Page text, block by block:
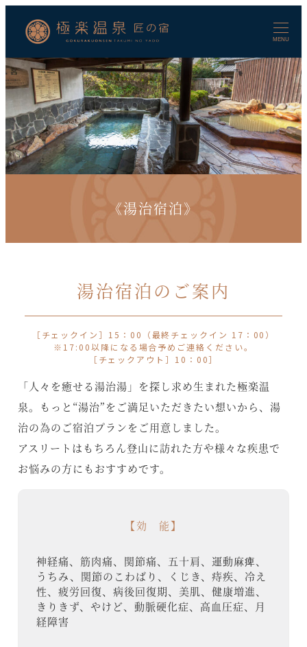
コ
ン
テ
ン
ツ
へ
移
動
MENU
《湯治宿泊》
湯治宿泊のご案内
［チェックイン］15：00（最終チェックイン 17：00）
※17:00以降になる場合予めご連絡ください。
［チェックアウト］10：00］
「人々を癒せる湯治湯」を探し求め生まれた極楽温
泉。もっと“湯治”をご満足いただきたい想いから、湯
治の為のご宿泊プランをご用意しました。
アスリートはもちろん登山に訪れた方や様々な疾患で
お悩みの方にもおすすめです。
【効 能】
神経痛、筋肉痛、関節痛、五十肩、運動麻痺、
うちみ、関節のこわばり、くじき、痔疾、冷え
性、疲労回復、病後回復期、美肌、健康増進、
きりきず、やけど、動脈硬化症、高血圧症、月
経障害